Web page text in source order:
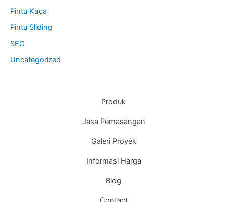
Pintu Kaca
Pintu Sliding
SEO
Uncategorized
Produk
Jasa Pemasangan
Galeri Proyek
Informasi Harga
Blog